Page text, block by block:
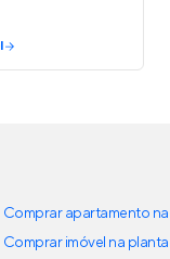
Comprar apartamento
Comprar imóvel na planta